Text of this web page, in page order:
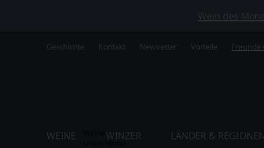
Wein des
Geschichte Kontakt Newsletter Vorteile Freunde
WEINE WINZER LÄNDER & REGIONEN